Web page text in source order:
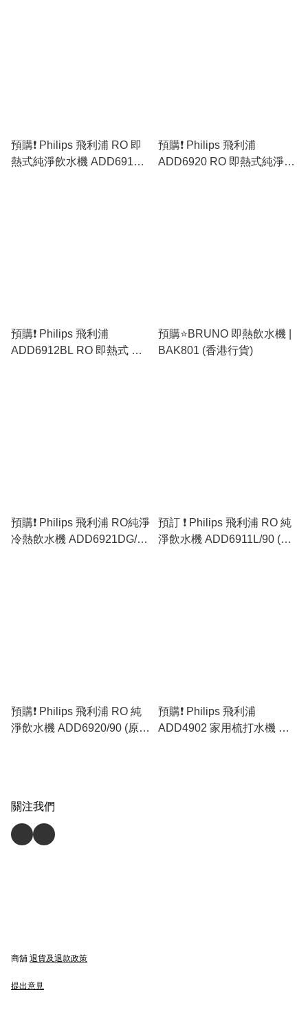
預購❗️ Philips 飛利浦 RO 即
熱式純淨飲水機 ADD6910
預購❗️ Philips 飛利浦
ADD6920 RO 即熱式純淨飲
預購❗️ Philips 飛利浦
ADD6912BL RO 即熱式 冷
預購⭐️BRUNO 即熱飲水機 |
BAK801 (香港行貨)
預購❗️ Philips 飛利浦 RO純淨
冷熱飲水機 ADD6921DG/90
預訂 ❗ Philips 飛利浦 RO 純
淨飲水機 ADD6911L/90 (香
預購❗️ Philips 飛利浦 RO 純
淨飲水機 ADD6920/90 (原裝
預購❗️ Philips 飛利浦
ADD4902 家用梳打水機 黑
關注我們
商舖 退貨及退款政策
提出意見